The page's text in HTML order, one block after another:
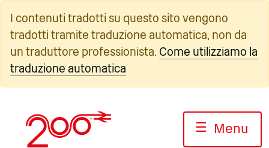
contenuto
I contenuti tradotti su questo sito vengono
tradotti tramite traduzione automatica, non da
un traduttore professionista. Come utilizziamo la
traduzione automatica
☰ Menu